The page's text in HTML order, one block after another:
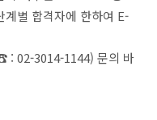
별 합격자에 한하여 E-
: 02-3014-1144) 문의 바